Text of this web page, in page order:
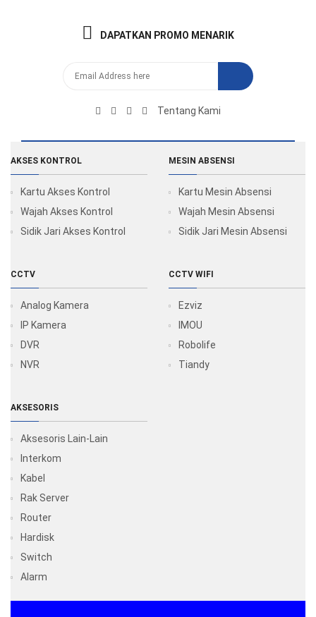
DAPATKAN PROMO MENARIK
Tentang Kami
AKSES KONTROL
Kartu Akses Kontrol
Wajah Akses Kontrol
Sidik Jari Akses Kontrol
MESIN ABSENSI
Kartu Mesin Absensi
Wajah Mesin Absensi
Sidik Jari Mesin Absensi
CCTV
Analog Kamera
IP Kamera
DVR
NVR
CCTV WIFI
Ezviz
IMOU
Robolife
Tiandy
AKSESORIS
Aksesoris Lain-Lain
Interkom
Kabel
Rak Server
Router
Hardisk
Switch
Alarm